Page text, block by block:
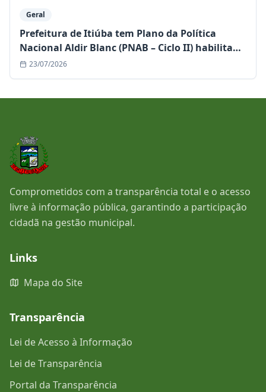
Geral
Prefeitura de Itiúba tem Plano da Política
Nacional Aldir Blanc (PNAB – Ciclo II) habilitado
e garante mais de R$ 1,1 milhão para a cultura
23/07/2026
Comprometidos com a transparência total e o acesso
livre à informação pública, garantindo a participação
cidadã na gestão municipal.
Links
Mapa do Site
Transparência
Lei de Acesso à Informação
Lei de Transparência
Portal da Transparência